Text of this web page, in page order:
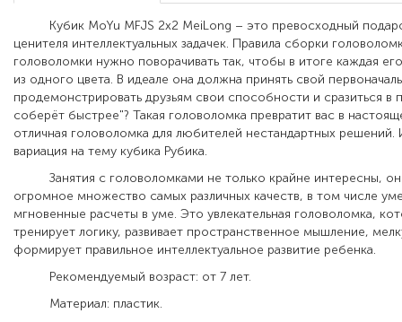
Кубик MoYu MFJS 2х2 MeiLong – это превосходный
ценителя интеллектуальных задачек. Правила сборки
головоломки нужно поворачивать так, чтобы в итоге каждая
из одного цвета. В идеале она должна принять свой
продемонстрировать друзьям свои способности и сразиться в
соберёт быстрее"? Такая головоломка превратит вас в
отличная головоломка для любителей нестандартных решений.
вариация на тему кубика Рубика.
Занятия с головоломками не только крайне интересны,
огромное множество самых различных качеств, в том числе
мгновенные расчеты в уме. Это увлекательная головоломка,
тренирует логику, развивает пространственное мышление,
формирует правильное интеллектуальное развитие ребенка.
Рекомендуемый возраст: от 7 лет.
Материал: пластик.